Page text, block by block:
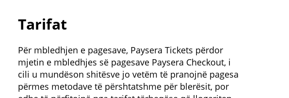
Tarifat
Për mbledhjen e pagesave, Paysera Tickets përdor
mjetin e mbledhjes së pagesave Paysera Checkout, i
cili u mundëson shitësve jo vetëm të pranojnë pagesa
përmes metodave të përshtatshme për blerësit, por